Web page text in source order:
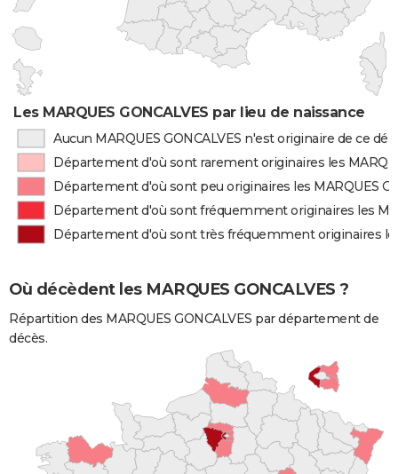
Les MARQUES GONCALVES par lieu de naissance
Aucun MARQUES GONCALVES n'est originaire de ce
Département d'où sont rarement originaires les
Département d'où sont peu originaires les MARQUES
Département d'où sont fréquemment originaires les
Département d'où sont très fréquemment originaires les
Où décèdent les MARQUES GONCALVES ?
Répartition des MARQUES GONCALVES par département de
décès.